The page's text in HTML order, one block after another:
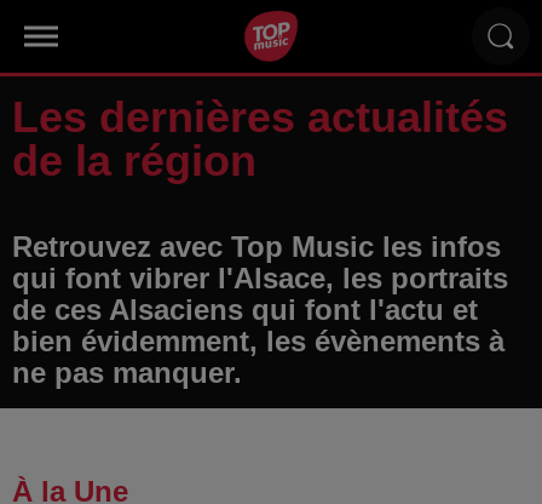
Les dernières actualités
de la région
Retrouvez avec Top Music les infos
qui font vibrer l'Alsace, les portraits
de ces Alsaciens qui font l'actu et
bien évidemment, les évènements à
ne pas manquer.
À la Une